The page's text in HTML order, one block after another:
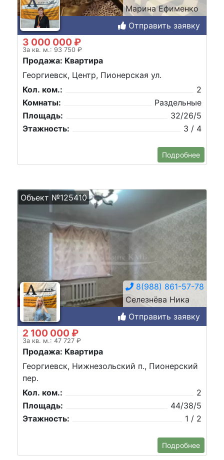
Марина Ефименко
Отправить заявку
3 000 000 ₽
За кв. м.: 93 750 ₽
Продажа: Квартира
Георгиевск, Центр, Пионерская ул.
Кол. ком.:
2
Комнаты:
Раздельные
Площадь:
32/26/5
Этажность:
3 / 4
Подробнее
Объект №125410
8(988) 861-57-78
Селезнёва Ника
Отправить заявку
2 100 000 ₽
За кв. м.: 47 727 ₽
Продажа: Квартира
Георгиевск, Нижнезольский п., Пионерский
пер.
Кол. ком.:
2
Площадь:
44/38/5
Этажность:
1 / 2
Подробнее